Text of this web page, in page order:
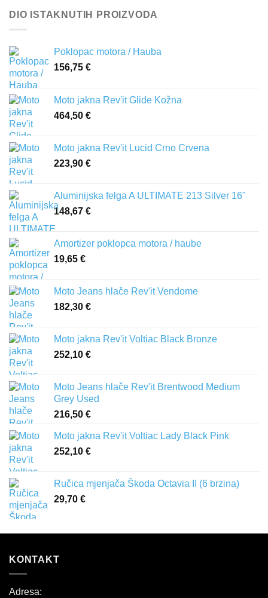
DIO ISTAKNUTIH PROIZVODA
Poklopac motora / Hauba
156,75 €
Moto jakna Rev'it Glide Kožna
464,50 €
Moto jakna Rev'it Lucid Crno Crvena
223,90 €
Aluminijska felga A ULTIMATE 213 Silver 16"
148,67 €
Amortizer poklopca motora / haube
19,65 €
Moto Jeans hlače Rev'it Vendome
182,30 €
Moto jakna Rev'it Voltiac Black Bronze
252,10 €
Moto Jeans hlače Rev'it Brentwood Medium
Grey Used
216,50 €
Moto jakna Rev'it Voltiac Lady Black Pink
252,10 €
Ručica mjenjača Škoda Octavia II (6 brzina)
29,70 €
KONTAKT
Adresa: